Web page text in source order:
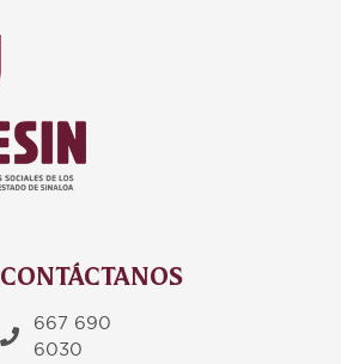
CONTÁCTANOS
667 690
6030